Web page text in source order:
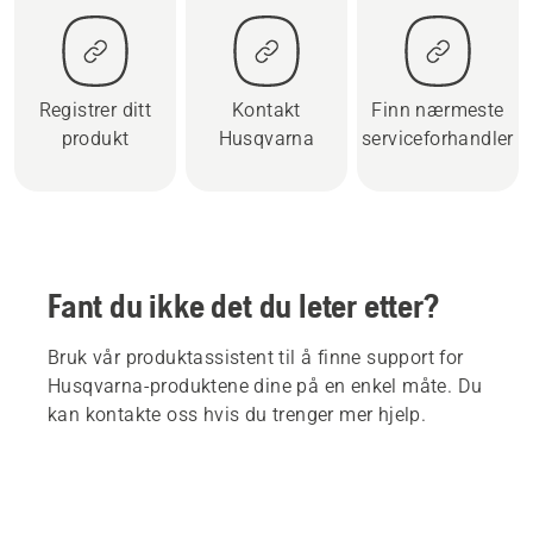
Registrer ditt
produkt
Kontakt
Husqvarna
Finn nærmeste
serviceforhandler
Fant du ikke det du leter etter?
Bruk vår produktassistent til å finne support for
Husqvarna-produktene dine på en enkel måte. Du
kan kontakte oss hvis du trenger mer hjelp.